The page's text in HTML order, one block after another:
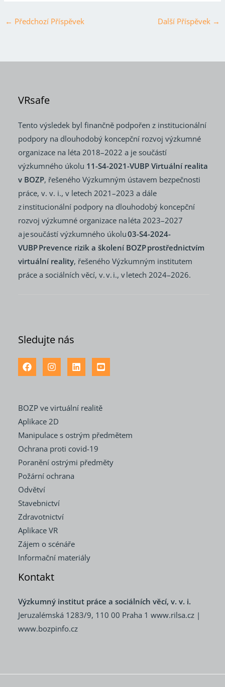
← Předchozí Příspěvek Další Příspěvek →
VRsafe
Tento výsledek byl finančně podpořen z institucionální
podpory na dlouhodobý koncepční rozvoj výzkumné
organizace na léta 2018–2022 a je součástí
výzkumného úkolu 11-S4-2021-VUBP Virtuální realita
v BOZP, řešeného Výzkumným ústavem bezpečnosti
práce, v. v. i., v letech 2021–2023 a dále
z institucionální podpory na dlouhodobý koncepční
rozvoj výzkumné organizace na léta 2023–2027
a je součástí výzkumného úkolu03-S4-2024-
VUBP Prevence rizik a školení BOZP prostřednictvím
virtuální reality, řešeného Výzkumným institutem
práce a sociálních věcí, v. v. i., v letech 2024–2026.
Sledujte nás
BOZP ve virtuální realitě
Aplikace 2D
Manipulace s ostrým předmětem
Ochrana proti covid-19
Poranění ostrými předměty
Požární ochrana
Odvětví
Stavebnictví
Zdravotnictví
Aplikace VR
Zájem o scénáře
Informační materiály
Kontakt
Výzkumný institut práce a sociálních věcí, v. v. i.
Jeruzalémská 1283/9, 110 00 Praha 1 www.rilsa.cz|
www.bozpinfo.cz